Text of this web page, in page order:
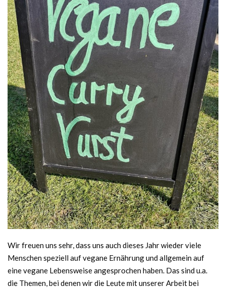
Wir freuen uns sehr, dass uns auch dieses Jahr wieder viele
Menschen speziell auf vegane Ernährung und allgemein auf
eine vegane Lebensweise angesprochen haben. Das sind u.a.
die Themen, bei denen wir die Leute mit unserer Arbeit bei